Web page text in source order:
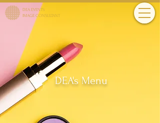
DEA EVENTS
IMAGE CONSULTANT
DEA's Menu